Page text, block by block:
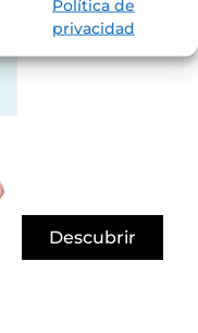
Política de
privacidad
Descubrir